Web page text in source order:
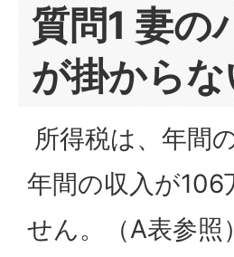
質問1 妻の
が掛から
所得税は、年間
年間の収入が
せん。（A表参照）